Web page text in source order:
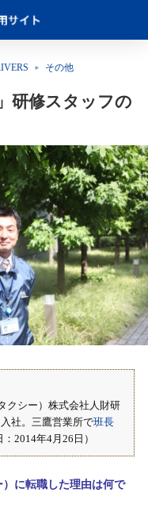
その他
研修スタッフの
クシー）株式会社人財研
社。三鷹営業所で班長
2014年4月26日）
に転職した理由は何で